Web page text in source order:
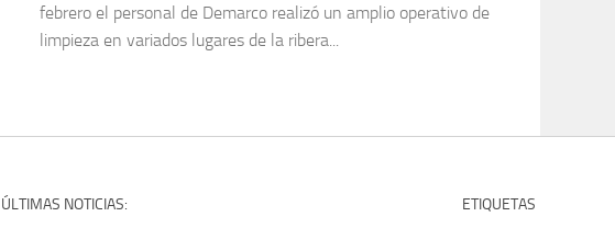
febrero el personal de Demarco realizó un amplio operativo de
limpieza en variados lugares de la ribera...
ÚLTIMAS NOTICIAS: ETIQUETAS